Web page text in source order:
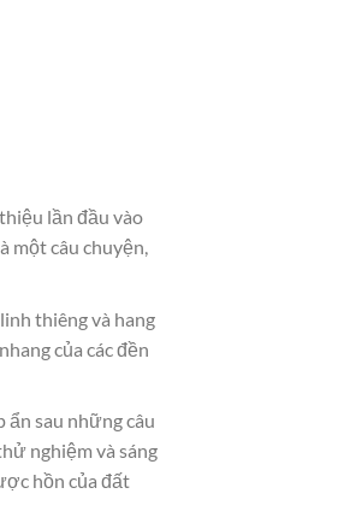
lần đầu vào
một câu chuyện,
thiêng và hang
của các đền
ẩn sau những câu
nghiệm và sáng
hồn của đất